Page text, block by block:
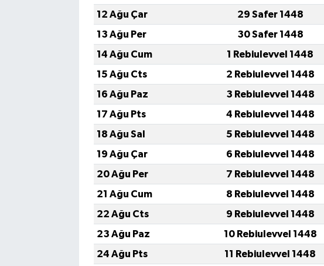
12 Ağu Çar
29 Safer 1448
13 Ağu Per
30 Safer 1448
14 Ağu Cum
1 Rebiulevvel 1448
15 Ağu Cts
2 Rebiulevvel 1448
16 Ağu Paz
3 Rebiulevvel 1448
17 Ağu Pts
4 Rebiulevvel 1448
18 Ağu Sal
5 Rebiulevvel 1448
19 Ağu Çar
6 Rebiulevvel 1448
20 Ağu Per
7 Rebiulevvel 1448
21 Ağu Cum
8 Rebiulevvel 1448
22 Ağu Cts
9 Rebiulevvel 1448
23 Ağu Paz
10 Rebiulevvel 1448
24 Ağu Pts
11 Rebiulevvel 1448